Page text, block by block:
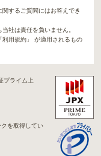
するご質問にはお答えでき
社は責任を負いません。
用規約」 が適用されるもの
プライム上
を取得してい